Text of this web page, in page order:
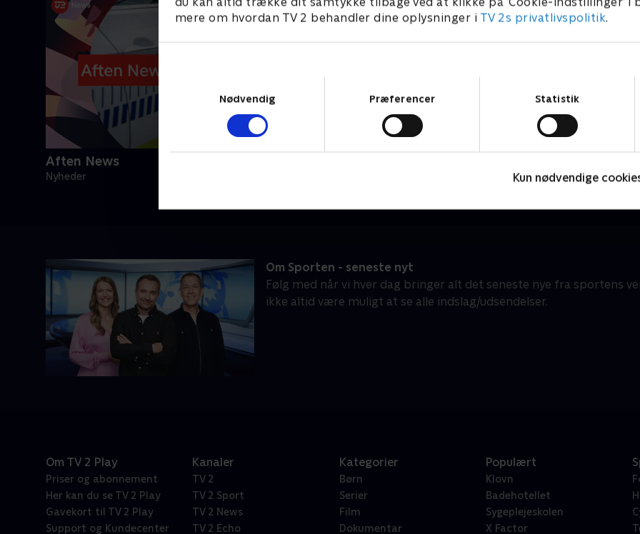
mere om hvordan TV 2 behandler dine oplysninger i TV 2s privatlivspolitik.
Nødvendig
Præferencer Statistik
Kun nødvendige
Aften News
Nyheder
Om Sporten - seneste nyt
Følg med når vi hver dag bringer alt det seneste nye fra sportens
ikke altid være muligt at se alle indslag/udsendelser.
Om TV 2 Play
Priser og abonnement
Her kan du se TV 2 Play
Gavekort til TV 2 Play
Support og Kundecenter
Kanaler
TV 2
TV 2 Sport
TV 2 News
TV 2 Echo
Kategorier
Børn
Serier
Film
Dokumentar
Populært
Klovn
Badehotellet
Sygeplejeskolen
X Factor